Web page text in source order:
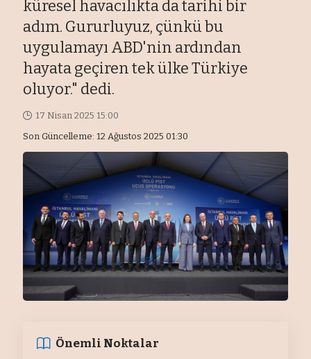
küresel havacılıkta da tarihi bir
adım. Gururluyuz, çünkü bu
uygulamayı ABD'nin ardından
hayata geçiren tek ülke Türkiye
oluyor." dedi.
Son Güncelleme: 12 Ağustos 2025 01:30
17 Nisan 2025 15:00
Önemli Noktalar